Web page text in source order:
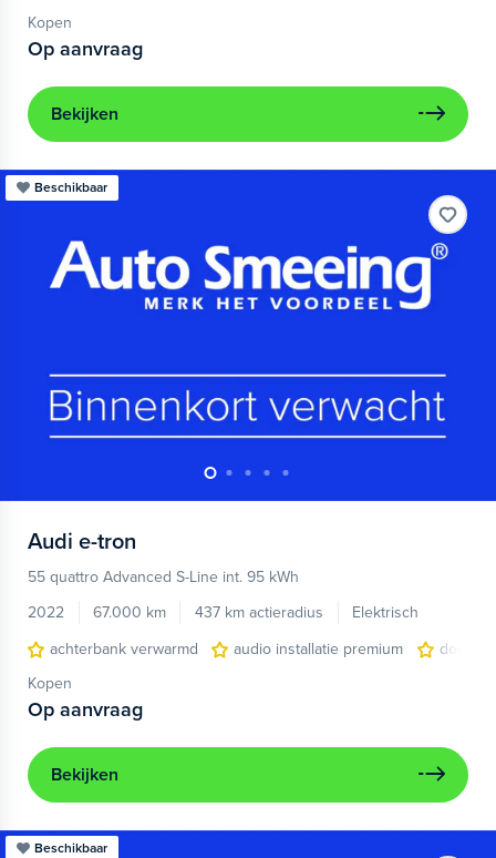
Kopen
Op aanvraag
Bekijken
Beschikbaar
Audi e-tron
55 quattro Advanced S-Line int. 95 kWh
2022
67.000 km 437 km actieradius
Elektrisch
achterbank verwarmd
audio installatie premium
Kopen
Op aanvraag
Bekijken
Beschikbaar